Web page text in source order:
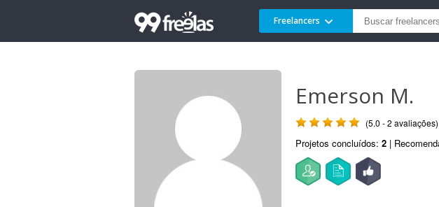
Freelancers
Emerson M.
(5.0 - 2 avaliações)
Projetos concluídos: 2 |